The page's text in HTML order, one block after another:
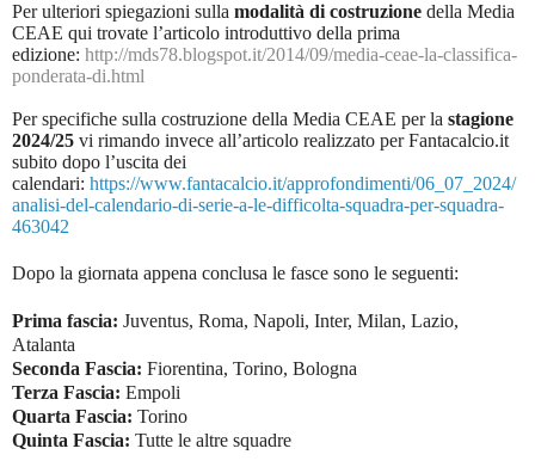
Per ulteriori spiegazioni sulla modalità di costruzione della Media
CEAE qui trovate l’articolo introduttivo della prima
edizione: http://mds78.blogspot.it/2014/09/media-ceae-la-classifica-
ponderata-di.html
Per specifiche sulla costruzione della Media CEAE per la stagione
2024/25 vi rimando invece all’articolo realizzato per Fantacalcio.it
subito dopo l’uscita dei
calendari: https://www.fantacalcio.it/approfondimenti/06_07_2024/
analisi-del-calendario-di-serie-a-le-difficolta-squadra-per-squadra-
463042
Dopo la giornata appena conclusa le fasce sono le seguenti:
Prima fascia: Juventus, Roma, Napoli, Inter, Milan, Lazio,
Atalanta
Seconda Fascia: Fiorentina, Torino, Bologna
Terza Fascia: Empoli
Quarta Fascia: Torino
Quinta Fascia: Tutte le altre squadre